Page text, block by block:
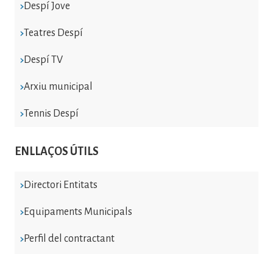
Despí Jove
Teatres Despí
Despí TV
Arxiu municipal
Tennis Despí
ENLLAÇOS ÚTILS
Directori Entitats
Equipaments Municipals
Perfil del contractant